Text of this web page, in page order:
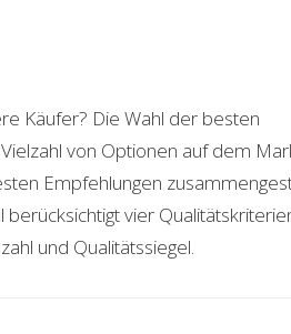
Käufer? Die Wahl der besten
von Optionen auf dem
Empfehlungen
vier
und Qualitätssiegel.